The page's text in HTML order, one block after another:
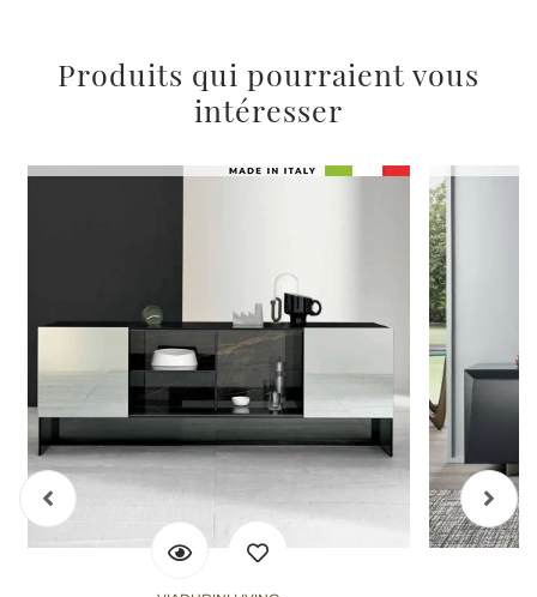
Produits qui pourraient vous
intéresser